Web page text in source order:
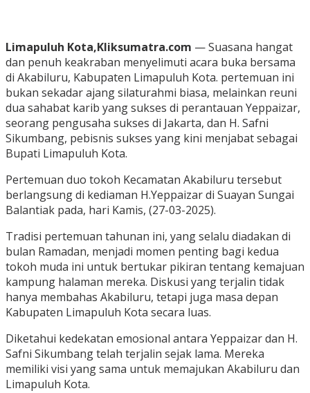
Limapuluh Kota,Kliksumatra.com — Suasana hangat
dan penuh keakraban menyelimuti acara buka bersama
di Akabiluru, Kabupaten Limapuluh Kota. pertemuan ini
bukan sekadar ajang silaturahmi biasa, melainkan reuni
dua sahabat karib yang sukses di perantauan Yeppaizar,
seorang pengusaha sukses di Jakarta, dan H. Safni
Sikumbang, pebisnis sukses yang kini menjabat sebagai
Bupati Limapuluh Kota.
Pertemuan duo tokoh Kecamatan Akabiluru tersebut
berlangsung di kediaman H.Yeppaizar di Suayan Sungai
Balantiak pada, hari Kamis, (27-03-2025).
Tradisi pertemuan tahunan ini, yang selalu diadakan di
bulan Ramadan, menjadi momen penting bagi kedua
tokoh muda ini untuk bertukar pikiran tentang kemajuan
kampung halaman mereka. Diskusi yang terjalin tidak
hanya membahas Akabiluru, tetapi juga masa depan
Kabupaten Limapuluh Kota secara luas.
Diketahui kedekatan emosional antara Yeppaizar dan H.
Safni Sikumbang telah terjalin sejak lama. Mereka
memiliki visi yang sama untuk memajukan Akabiluru dan
Limapuluh Kota.